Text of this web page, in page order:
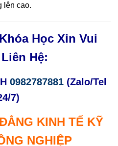
lên cao.
Học Xin Vui
Hệ:
0982787881 (Zalo/Tel
7)
KINH TẾ KỸ
NGHIỆP